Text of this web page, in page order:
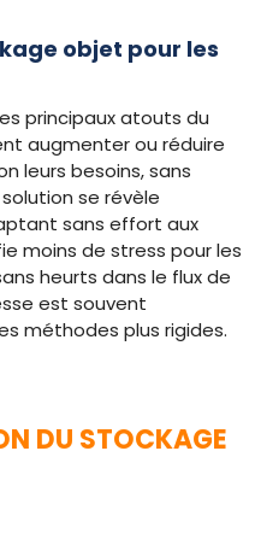
objet pour les
principaux atouts du
augmenter ou réduire
leurs besoins, sans
se révèle
sans effort aux
moins de stress pour les
heurts dans le flux de
est souvent
méthodes plus rigides.
DU STOCKAGE